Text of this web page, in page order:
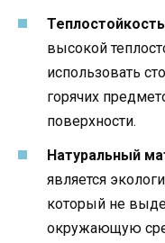
высокой
использовать
горячих
поверхности.
Натуральный
является
который не
окружающую